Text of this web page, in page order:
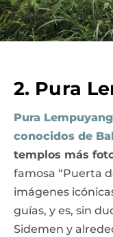
2. Pura
Pura Lempuyang
conocidos de
templos más
famosa “Puerta
imágenes
guías, y es, sin
Sidemen y